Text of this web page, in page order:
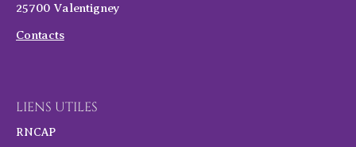
25700 Valentigney
Contacts
LIENS UTILES
RNCAP